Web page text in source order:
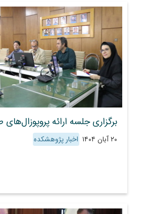
۲۰ آبان ۱۴۰۴ اخبار پژوهشکده